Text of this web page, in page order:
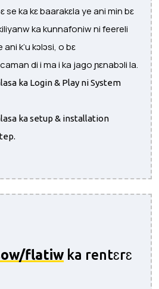
se ka kɛ baarakɛla ye ani min bɛ
ka kunnafoniw ni feereli
k’u kɔlɔsi, o bɛ
di i ma i ka jago ɲɛnabɔli la.
ka Login & Play ni System
ka setup & installation
flatiw ka rentɛrɛ